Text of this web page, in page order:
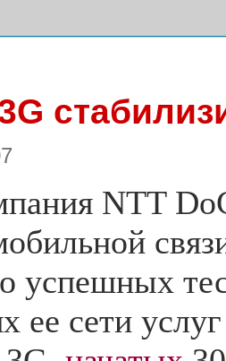
NTT
успешных
ее сети услуг